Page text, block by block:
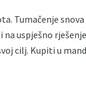
Tumačenje
uspješno
cilj. Kupiti u